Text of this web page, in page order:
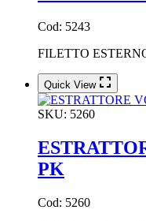
Cod: 5243
FILETTO
Quick View
SKU: 5260
PK
Cod: 5260